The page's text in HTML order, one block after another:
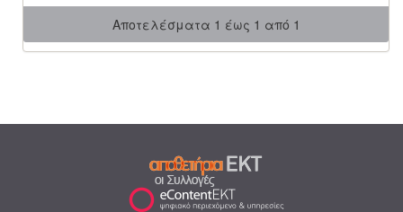
Αποτελέσματα 1 έως 1 από 1